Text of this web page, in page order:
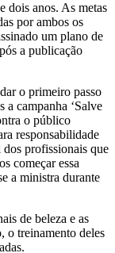
dois anos. As metas
por ambos os
um plano de
a publicação
o primeiro passo
a campanha ‘Salve
o público
responsabilidade
dos profissionais que
começar essa
a ministra durante
de beleza e as
o treinamento deles